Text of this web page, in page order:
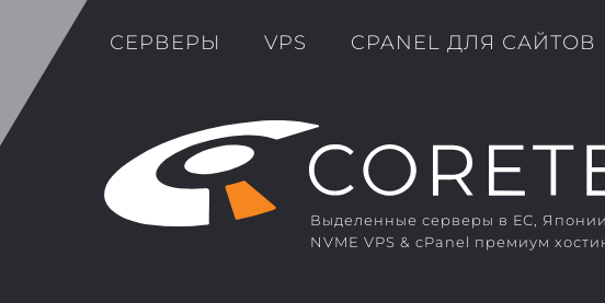
СЕРВЕРЫ VPS CPANEL ДЛЯ САЙТОВ
Выделенные серверы в ЕС,
NVME VPS & cPanel премиум